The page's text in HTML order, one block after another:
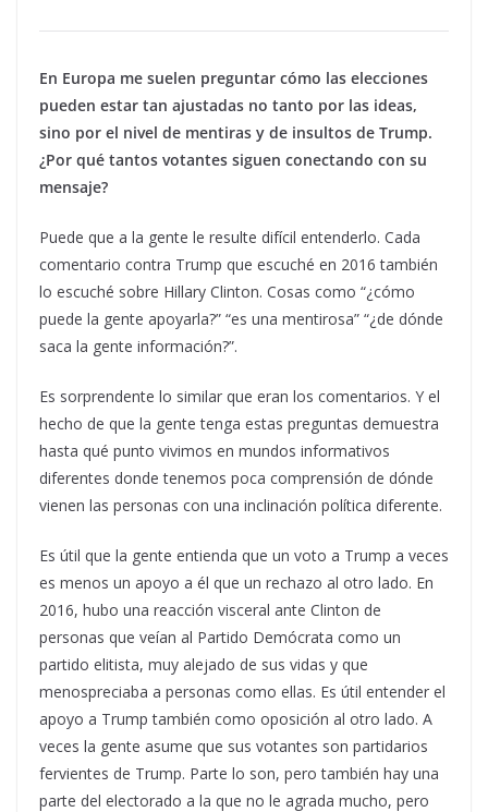
En Europa me suelen preguntar cómo las elecciones
pueden estar tan ajustadas no tanto por las ideas,
sino por el nivel de mentiras y de insultos de Trump.
¿Por qué tantos votantes siguen conectando con su
mensaje?
Puede que a la gente le resulte difícil entenderlo. Cada
comentario contra Trump que escuché en 2016 también
lo escuché sobre Hillary Clinton. Cosas como “¿cómo
puede la gente apoyarla?” “es una mentirosa” “¿de dónde
saca la gente información?”.
Es sorprendente lo similar que eran los comentarios. Y el
hecho de que la gente tenga estas preguntas demuestra
hasta qué punto vivimos en mundos informativos
diferentes donde tenemos poca comprensión de dónde
vienen las personas con una inclinación política diferente.
Es útil que la gente entienda que un voto a Trump a veces
es menos un apoyo a él que un rechazo al otro lado. En
2016, hubo una reacción visceral ante Clinton de
personas que veían al Partido Demócrata como un
partido elitista, muy alejado de sus vidas y que
menospreciaba a personas como ellas. Es útil entender el
apoyo a Trump también como oposición al otro lado. A
veces la gente asume que sus votantes son partidarios
fervientes de Trump. Parte lo son, pero también hay una
parte del electorado a la que no le agrada mucho, pero